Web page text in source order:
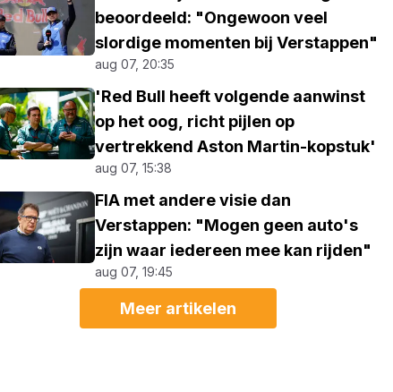
beoordeeld: "Ongewoon veel
slordige momenten bij Verstappen"
aug 07, 20:35
'Red Bull heeft volgende aanwinst
op het oog, richt pijlen op
vertrekkend Aston Martin-kopstuk'
aug 07, 15:38
FIA met andere visie dan
Verstappen: "Mogen geen auto's
zijn waar iedereen mee kan rijden"
aug 07, 19:45
Meer artikelen